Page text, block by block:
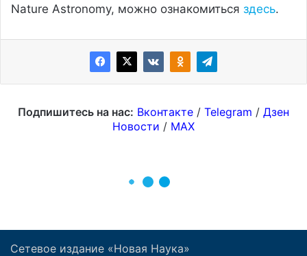
Сетевое издание «Новая Наука»